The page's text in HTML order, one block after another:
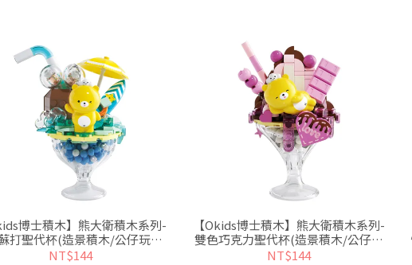
博士積木】熊大衛積木系列-
打聖代杯(造景積木/公仔玩具/
療癒小物)
NT$144
【Okids博士積木】熊大衛積木系列-
雙色巧克力聖代杯(造景積木/公仔玩
具/療癒小物)
NT$144